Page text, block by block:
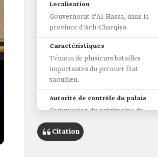
Localisation
Gouvernorat d'Al-Hassa, dans la
province d'Ach-Charqiya
Caractéristiques
Témoin de plusieurs batailles
importantes du premier État
saoudien.
Autorité de contrôle du palais
Commission du patrimoine du
ministère de la Culture.
Citation